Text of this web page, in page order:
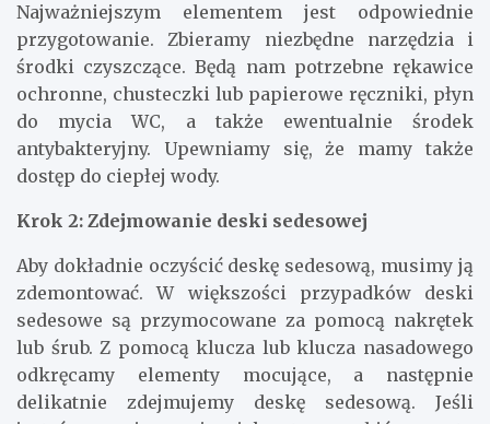
Najważniejszym elementem jest odpowiednie
przygotowanie. Zbieramy niezbędne narzędzia i
środki czyszczące. Będą nam potrzebne rękawice
ochronne, chusteczki lub papierowe ręczniki, płyn
do mycia WC, a także ewentualnie środek
antybakteryjny. Upewniamy się, że mamy także
dostęp do ciepłej wody.
Krok 2: Zdejmowanie deski sedesowej
Aby dokładnie oczyścić deskę sedesową, musimy ją
zdemontować. W większości przypadków deski
sedesowe są przymocowane za pomocą nakrętek
lub śrub. Z pomocą klucza lub klucza nasadowego
odkręcamy elementy mocujące, a następnie
delikatnie zdejmujemy deskę sedesową. Jeśli